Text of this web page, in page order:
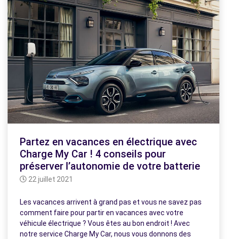
Partez en vacances en électrique avec
Charge My Car ! 4 conseils pour
préserver l’autonomie de votre batterie
22 juillet 2021
Les vacances arrivent à grand pas et vous ne savez pas
comment faire pour partir en vacances avec votre
véhicule électrique ? Vous êtes au bon endroit ! Avec
notre service Charge My Car, nous vous donnons des